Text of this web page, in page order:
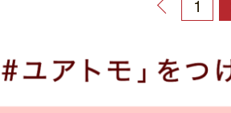
1